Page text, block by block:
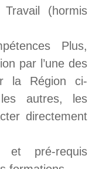
(hormis
Plus,
par l’une des
la Région ci-
autres, les
directement
et pré-requis